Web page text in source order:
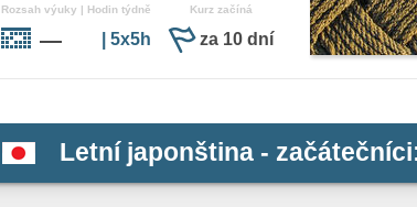
Rozsah výuky | Hodin týdně
— | 5x5h
Kurz začíná
za 10 dní
Letní japonština -